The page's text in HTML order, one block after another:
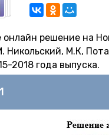
онлайн решение на
Никольский, М.К,
2018 года выпуска.